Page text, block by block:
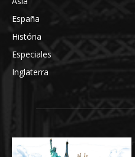
España
História
Especiales
Inglaterra